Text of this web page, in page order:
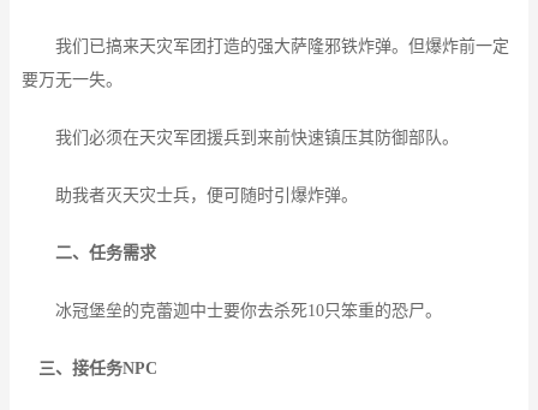
我们已搞来天灾军团打造的强大萨隆邪铁炸弹。但爆炸前一定
要万无一失。
我们必须在天灾军团援兵到来前快速镇压其防御部队。
助我者灭天灾士兵，便可随时引爆炸弹。
二、任务需求
冰冠堡垒的克蕾迦中士要你去杀死10只笨重的恐尸。
三、接任务NPC